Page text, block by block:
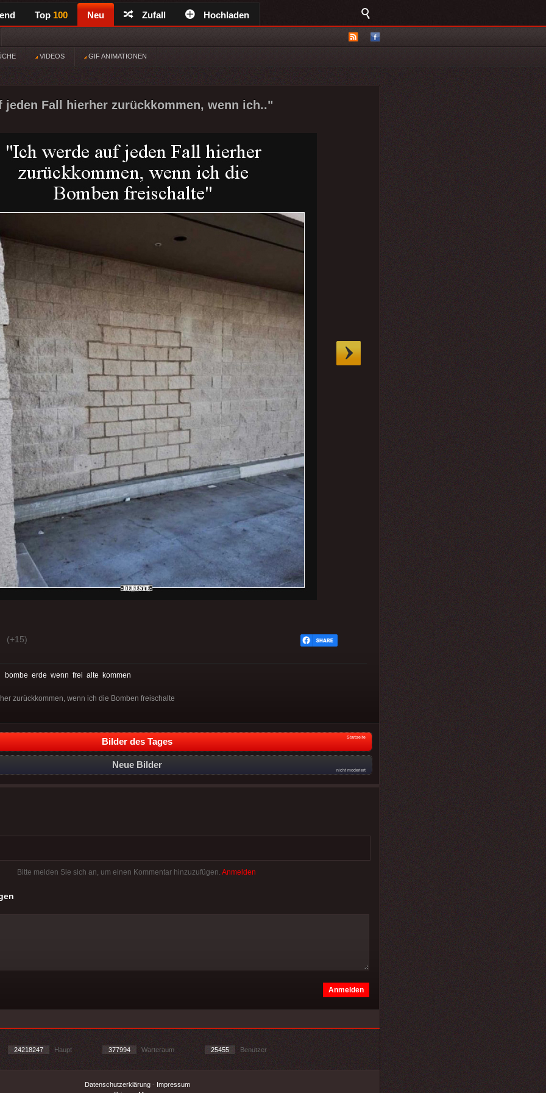
Top 100 Neu Zufall Hochladen
VIDEOS GIF ANIMATIONEN
jeden Fall hierher zurückkommen, wenn ich.."
(+15)
bombe erde wenn frei alte kommen
zurückkommen, wenn ich die Bomben freischalte
Bilder des Tages Startseite
Neue Bilder
nicht moderiert
Bitte melden Sie sich an, um einen Kommentar hinzuzufügen. Anmelden
24218247 Haupt 377994 Warteraum 25455 Benutzer
Datenschutzerklärung- Impressum